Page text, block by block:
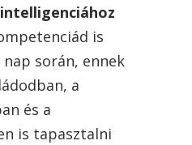
is
nap során, ennek
a
és a
is tapasztalni